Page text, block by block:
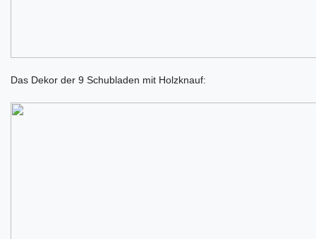
Das Dekor der 9 Schubladen mit Holzknauf: